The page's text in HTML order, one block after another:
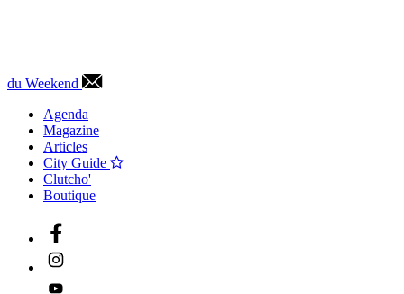
du Weekend
Agenda
Magazine
Articles
City Guide
Clutcho'
Boutique